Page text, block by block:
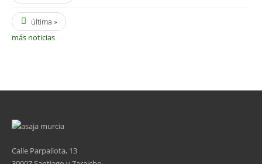
última »
más noticias
Calle Parpallota, 13